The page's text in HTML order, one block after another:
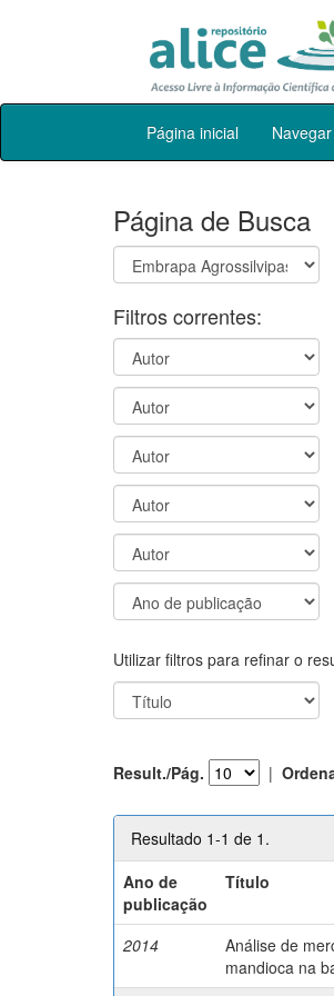
Skip
Página inicial Navegar
Página de Busca
Filtros correntes:
Utilizar filtros para refinar o
Result./Pág. |
Resultado 1-1 de 1.
Ano de
publicação
Título
2014
Análise de
mandioca na